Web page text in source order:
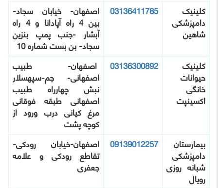
کلینیک
دامپزشکی
شاهین
03136411785 اصفهان- خیابان سجاد-
بین 4 راه آپادانا و 4 راه
آبشار -جنب پمپ بنزین
سجاد- بن بست شماره 10
کلینیک
حیوانات
خانگی
اکسینپت
03136300892 اصفهان- طبیب
اصفهانی- جم-سپهسلار
نبش چهارراه طبیب
اصفهانی طبقه فوقانی
مرغ کیانی درب ورود از
کوچه پشت
بیمارستان
دامپزشکی
شبانه روزی
رویال
09139012257 اصفهان-خیابان رودکی-
تقاطع رودکی و علامه
جعفری